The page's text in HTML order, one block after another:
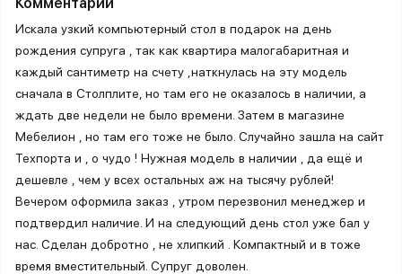
Искала узкий компьютерный стол в подарок на день
рождения супруга , так как квартира малогабаритная и
каждый сантиметр на счету ,наткнулась на эту модель
сначала в Столплите, но там его не оказалось в наличии, а
ждать две недели не было времени. Затем в магазине
Мебелион , но там его тоже не было. Случайно зашла на сайт
Техпорта и , о чудо ! Нужная модель в наличии , да ещё и
дешевле , чем у всех остальных аж на тысячу рублей!
Вечером оформила заказ , утром перезвонил менеджер и
подтвердил наличие. И на следующий день стол уже бал у
нас. Сделан добротно , не хлипкий . Компактный и в тоже
время вместительный. Супруг доволен.